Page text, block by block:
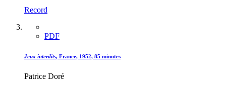
Record
PDF
Jeux interdits, France, 1952, 85 minutes
Patrice Doré